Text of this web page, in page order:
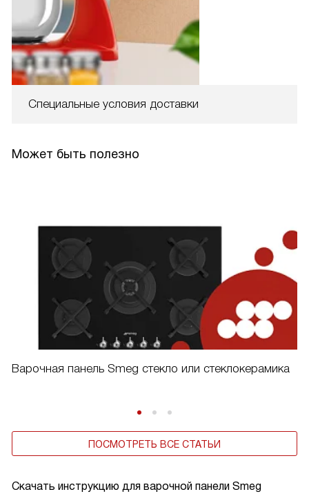
Скачать инструкцию для варочной панели Smeg
Специальные условия доставки
Может быть полезно
Варочная панель Smeg стекло или стеклокерамика
ПОСМОТРЕТЬ ВСЕ СТАТЬИ